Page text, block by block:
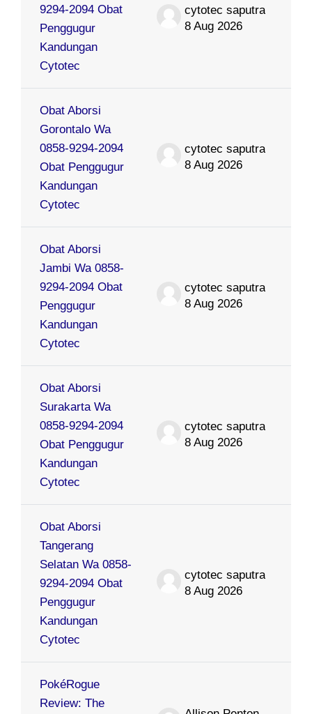
9294-2094 Obat
Penggugur
Kandungan
Cytotec
cytotec saputra
8 Aug 2026
Obat Aborsi
Gorontalo Wa
0858-9294-2094
Obat Penggugur
Kandungan
Cytotec
cytotec saputra
8 Aug 2026
Obat Aborsi
Jambi Wa 0858-
9294-2094 Obat
Penggugur
Kandungan
Cytotec
cytotec saputra
8 Aug 2026
Obat Aborsi
Surakarta Wa
0858-9294-2094
Obat Penggugur
Kandungan
Cytotec
cytotec saputra
8 Aug 2026
Obat Aborsi
Tangerang
Selatan Wa 0858-
9294-2094 Obat
Penggugur
Kandungan
Cytotec
cytotec saputra
8 Aug 2026
PokéRogue
Review: The